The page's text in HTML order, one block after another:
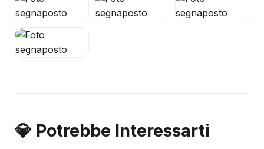
💎 Potrebbe Interessarti